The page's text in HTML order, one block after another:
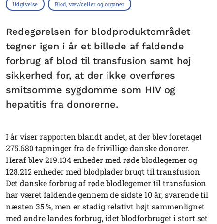
Udgivelse Blod, væv/celler og organer
Redegørelsen for blodproduktområdet
tegner igen i år et billede af faldende
forbrug af blod til transfusion samt høj
sikkerhed for, at der ikke overføres
smitsomme sygdomme som HIV og
hepatitis fra donorerne.
I år viser rapporten blandt andet, at der blev foretaget
275.680 tapninger fra de frivillige danske donorer.
Heraf blev 219.134 enheder med røde blodlegemer og
128.212 enheder med blodplader brugt til transfusion.
Det danske forbrug af røde blodlegemer til transfusion
har været faldende gennem de sidste 10 år, svarende til
næsten 35 %, men er stadig relativt højt sammenlignet
med andre landes forbrug, idet blodforbruget i stort set